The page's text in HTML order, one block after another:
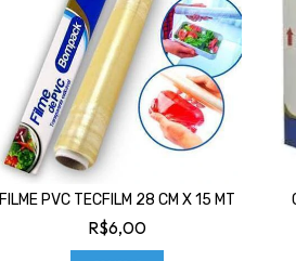
FILME PVC TECFILM 28 CM X 15 MT
R$6,00